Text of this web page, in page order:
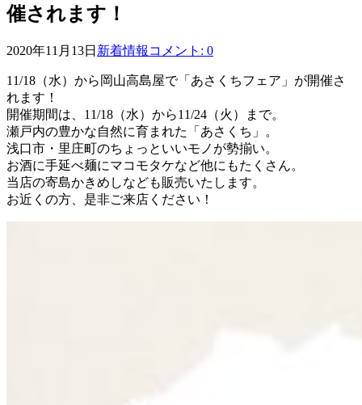
催されます！
2020年11月13日 新着情報 コメント: 0
11/18（水）から岡山高島屋で「あさくちフェア」が開催さ
れます！
開催期間は、11/18（水）から11/24（火）まで。
瀬戸内の豊かな自然に育まれた「あさくち」。
浅口市・里庄町のちょっといいモノが勢揃い。
お酒に手延べ麺にマコモタケなど他にもたくさん。
当店の寄島かきめしなども販売いたします。
お近くの方、是非ご来店ください！